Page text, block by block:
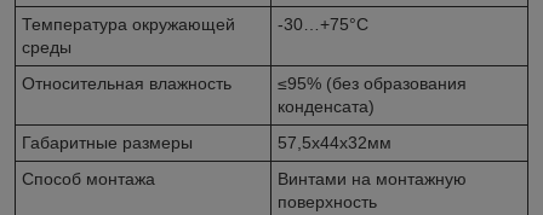
Температура окружающей
среды
-30…+75°C
Относительная влажность
≤95% (без образования
конденсата)
Габаритные размеры
57,5х44х32мм
Способ монтажа
Винтами на монтажную
поверхность